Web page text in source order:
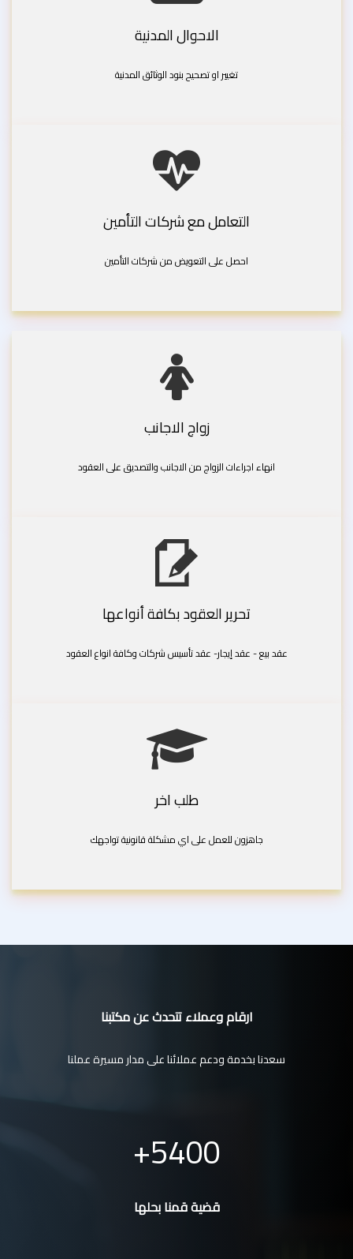
الاحوال المدنية
تغيير او تصحيح بنود الوثائق المدنية
التعامل مع شركات التأمين
احصل على التعويض من شركات التأمين
زواج الاجانب
انهاء اجراءات الزواج من الاجانب والتصديق على العقود
تحرير العقود بكافة أنواعها
عقد بيع - عقد إيجار- عقد تأسيس شركات وكافة انواع العقود
طلب اخر
جاهزون للعمل على اي مشكلة قانونية تواجهك
ارقام وعملاء تتحدث عن مكتبنا
سعدنا بخدمة ودعم عملائنا على مدار مسيرة عملنا
5400
قضية قمنا بحلها